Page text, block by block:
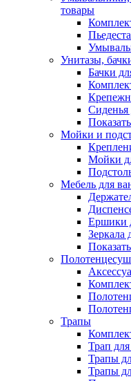
товары
Унитазы,
Бачки
Сиденья
Мойки и
Мойки
Мебель для
Ершики
Зеркала
Трапы
Трап
Трапы
Трапы